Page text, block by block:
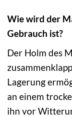
Wie wird der
Gebrauch ist?
Der Holm des
Lagerung
an einem
ihn vor